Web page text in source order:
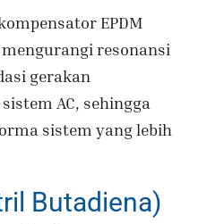
EPDM
resonansi
gerakan
AC, sehingga
sistem yang lebih
Butadiena)